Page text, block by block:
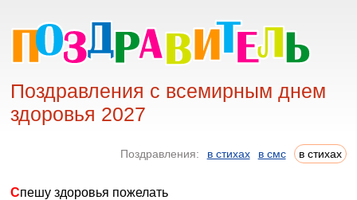
Поздравления с всемирным днем
здоровья 2027
Поздравления: в стихах в смс в стихах
Спешу здоровья пожелать